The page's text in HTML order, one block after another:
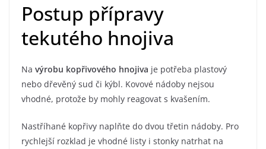
Postup přípravy
tekutého hnojiva
Na výrobu kopřivového hnojiva je potřeba plastový
nebo dřevěný sud či kýbl. Kovové nádoby nejsou
vhodné, protože by mohly reagovat s kvašením.
Nastříhané kopřivy naplňte do dvou třetin nádoby. Pro
rychlejší rozklad je vhodné listy i stonky natrhat na